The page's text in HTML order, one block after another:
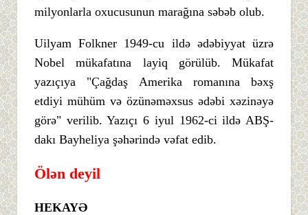
milyonlarla oxucusunun marağına səbəb olub.
Uilyam Folkner 1949-cu ildə ədəbiyyat üzrə
Nobel mükafatına layiq görülüb. Mükafat
yazıçıya "Çağdaş Amerika romanına bəxş
etdiyi mühüm və özünəməxsus ədəbi xəzinəyə
görə" verilib. Yazıçı 6 iyul 1962-ci ildə ABŞ-
dakı Bayheliya şəhərində vəfat edib.
Ölən deyil
HEKAYƏ